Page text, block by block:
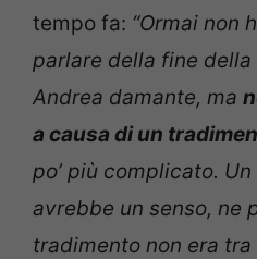
tempo fa: “Ormai non
parlare della fine
Andrea damante, ma
a causa di un
po’ più complicato.
avrebbe un senso, ne
tradimento non era